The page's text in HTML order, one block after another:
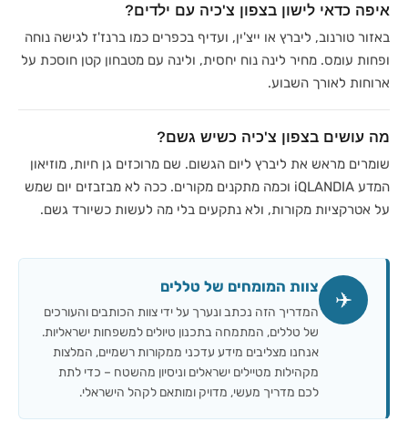
איפה כדאי לישון בצפון צ'כיה עם ילדים?
באזור טורנוב, ליברץ או ייצ'ין, ועדיף בכפרים כמו ברנז'ז לגישה נוחה
ופחות עומס. מחיר לינה נוח יחסית, ולינה עם מטבחון קטן חוסכת על
ארוחות לאורך השבוע.
מה עושים בצפון צ'כיה כשיש גשם?
שומרים מראש את ליברץ ליום הגשום. שם מרוכזים גן חיות, מוזיאון
המדע iQLANDIA וכמה מתקנים מקורים. ככה לא מבזבזים יום שמש
על אטרקציות מקורות, ולא נתקעים בלי מה לעשות כשיורד גשם.
✈️
צוות המומחים של טללים
המדריך הזה נכתב ונערך על ידי צוות הכותבים והעורכים
של טללים, המתמחה בתכנון טיולים למשפחות ישראליות.
אנחנו מצליבים מידע עדכני ממקורות רשמיים, המלצות
מקהילות מטיילים ישראלים וניסיון מהשטח – כדי לתת
לכם מדריך מעשי, מדויק ומותאם לקהל הישראלי.